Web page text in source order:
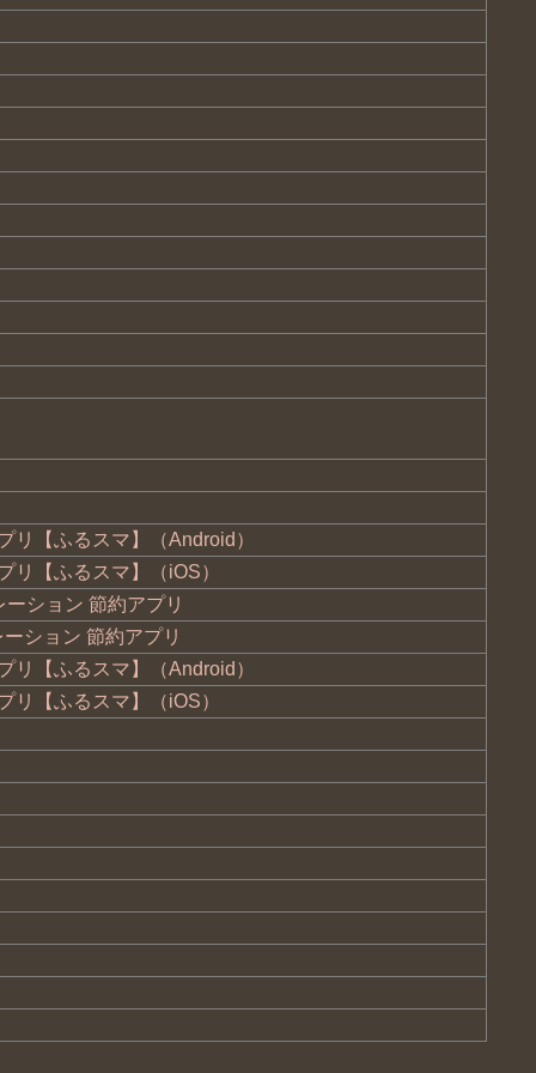
リ【ふるスマ】（Android）
リ【ふるスマ】（iOS）
ション 節約アプリ
ション 節約アプリ
リ【ふるスマ】（Android）
リ【ふるスマ】（iOS）